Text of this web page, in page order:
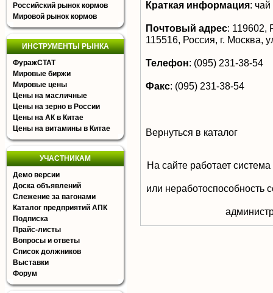
Российский рынок кормов
Мировой рынок кормов
ИНСТРУМЕНТЫ РЫНКА
ФуражСТАТ
Мировые биржи
Мировые цены
Цены на масличные
Цены на зерно в России
Цены на АК в Китае
Цены на витамины в Китае
УЧАСТНИКАМ
Демо версии
Доска объявлений
Слежение за вагонами
Каталог предприятий АПК
Подписка
Прайс-листы
Вопросы и ответы
Список должников
Выставки
Форум
Краткая информация: чай
Почтовый адрес: 119602,
115516, Россия, г. Москва,
Телефон: (095) 231-38-54
Факс: (095) 231-38-54
Вернуться в каталог
На сайте работает
или неработоспособность